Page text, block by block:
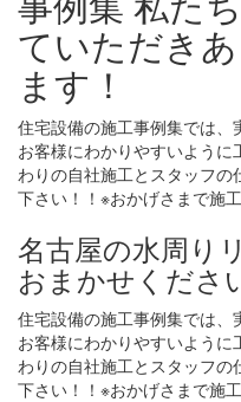
住宅設備の施工事例集では、
お客様にわかりやすいよう
わりの自社施工とスタッフ
下さい！！※おかげさまで施
名古屋の水周り
おまかせくださ
住宅設備の施工事例集では、
お客様にわかりやすいよう
わりの自社施工とスタッフ
下さい！！※おかげさまで施